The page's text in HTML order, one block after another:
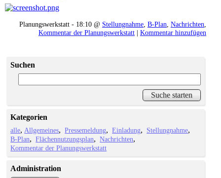
Planungswerkstatt - 18:10 @ Stellungnahme, B-Plan, Nachrichten,
Kommentar der Planungswerkstatt | Kommentar hinzufügen
Suchen
Kategorien
alle Allgemeines Pressemeldung Einladung
Stellungnahme
B-Plan
Flächennutzungsplan
Nachrichten
Kommentar der Planungswerkstatt
Administration